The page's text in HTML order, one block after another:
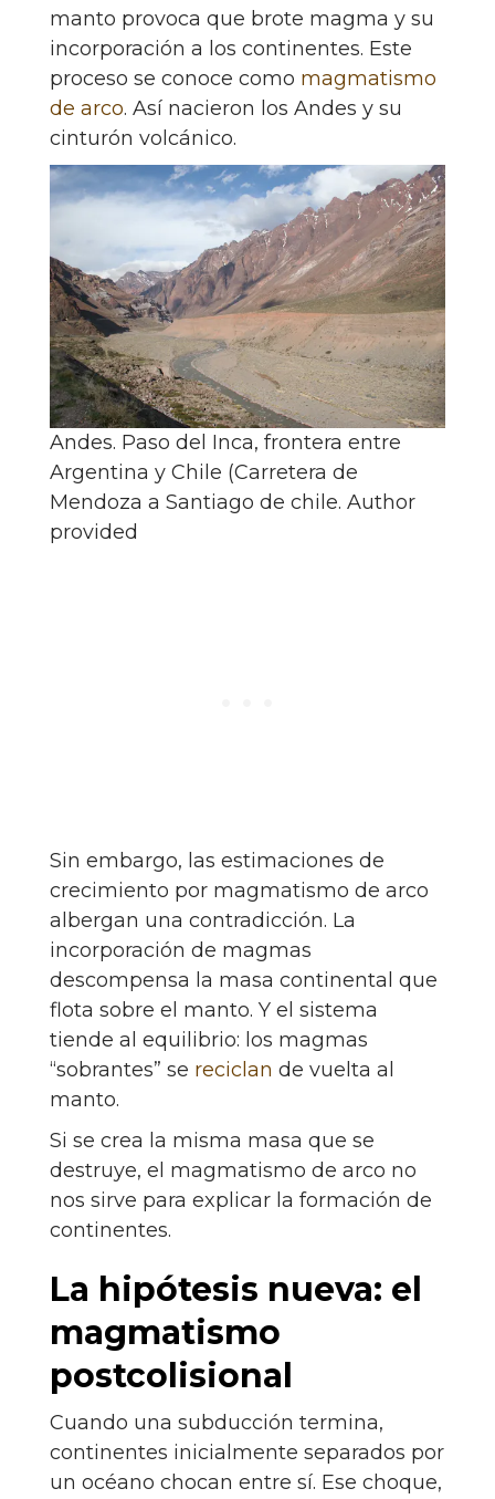
manto provoca que brote magma y su
incorporación a los continentes. Este
proceso se conoce como magmatismo
de arco. Así nacieron los Andes y su
cinturón volcánico.
Andes. Paso del Inca, frontera entre
Argentina y Chile (Carretera de
Mendoza a Santiago de chile. Author
provided
Sin embargo, las estimaciones de
crecimiento por magmatismo de arco
albergan una contradicción. La
incorporación de magmas
descompensa la masa continental que
flota sobre el manto. Y el sistema
tiende al equilibrio: los magmas
“sobrantes” se reciclan de vuelta al
manto.
Si se crea la misma masa que se
destruye, el magmatismo de arco no
nos sirve para explicar la formación de
continentes.
La hipótesis nueva: el
magmatismo
postcolisional
Cuando una subducción termina,
continentes inicialmente separados por
un océano chocan entre sí. Ese choque,